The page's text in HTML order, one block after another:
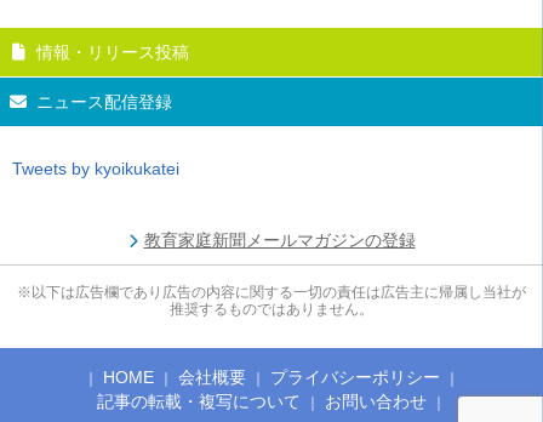
情報・リリース投稿
ニュース配信登録
Tweets by kyoikukatei
教育家庭新聞メールマガジンの登録
※以下は広告欄であり広告の内容に関する一切の責任は広告主に帰属し当社が
推奨するものではありません。
HOME 会社概要
プライバシーポリシー
記事の転載・複写について
お問い合わせ